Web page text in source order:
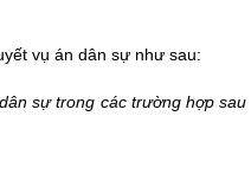
vụ án dân sự như sau:
sự trong các trường hợp sau